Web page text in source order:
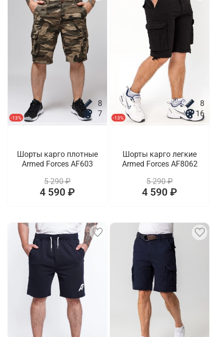
-13%
8
7
Шорты карго плотные
Armed Forces AF603
5 290 ₽
4 590 ₽
-13%
8
16
Шорты карго легкие
Armed Forces AF8062
5 290 ₽
4 590 ₽